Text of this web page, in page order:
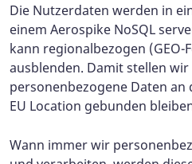
Die Nutzerdaten werden in
einem Aerospike NoSQL
kann regionalbezogen (GEO-
ausblenden. Damit stellen wir
personenbezogene Daten an
EU Location gebunden
Wann immer wir